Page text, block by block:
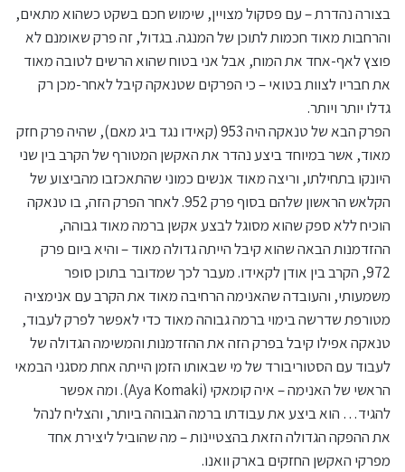
בצורה נהדרת – עם פסקול מצויין, שימוש חכם בשקט כשהוא מתאים,
והרחבות מאוד חכמות לתוכן של המנגה. בגדול, זה פרק שאומנם לא
פוצץ לאף-אחד את המוח, אבל אני בטוח שהוא הרשים לטובה מאוד
את חבריו לצוות בטואי – כי הפרקים שטנאקה קיבל לאחר-מכן רק
גדלו יותר ויותר.
הפרק הבא של טנאקה היה 953 (קאידו נגד ביג מאם), שהיה פרק חזק
מאוד, אשר במיוחד ביצע נהדר את האקשן המטורף של הקרב בין שני
היונקו בתחילתו, וריצה מאוד אנשים כמוני שהתאכזבו מהביצוע של
הקלאש הראשון שלהם בסוף פרק 952. לאחר הפרק הזה, בו טנאקה
הוכיח ללא ספק שהוא מסוגל לבצע אקשן ברמה מאוד גבוהה,
ההזדמנות הבאה שהוא קיבל הייתה גדולה מאוד – והיא ביום פרק
972, הקרב בין אודן לקאידו. מעבר לכך שמדובר בתוכן סופר
משמעותי, והעובדה שהאנימה הרחיבה מאוד את הקרב עם אנימציה
מטורפת שדרשה בימוי ברמה גבוהה מאוד כדי לאפשר לפרק לעבוד,
טנאקה אפילו קיבל בפרק הזה את ההזדמנות והמשימה הגדולה של
לעבוד עם הסטוריבורד של מי שבאותו הזמן הייתה אחת מסגני הבמאי
הראשי של האנימה – איה קומאקי (Aya Komaki). ומה אפשר
להגיד… הוא ביצע את עבודתו ברמה הגבוהה ביותר, והצליח לנהל
את ההפקה הגדולה הזאת בהצטיינות – מה שהוביל ליצירת אחד
מפרקי האקשן החזקים בארק וואנו.